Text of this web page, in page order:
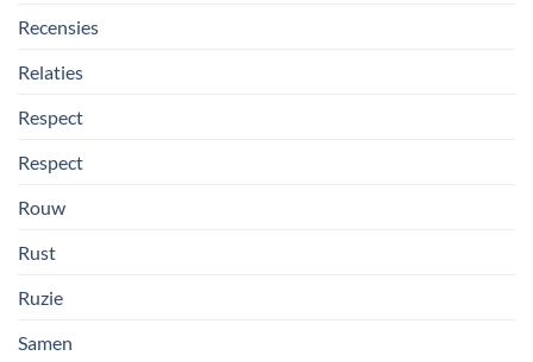
Recensies
Relaties
Respect
Respect
Rouw
Rust
Ruzie
Samen